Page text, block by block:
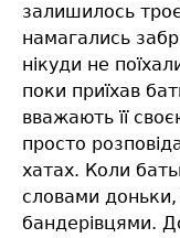
залишилось
намагались
нікуди не
поки приїхав
вважають її
просто
хатах. Коли
словами доньки,
бандерівцями.